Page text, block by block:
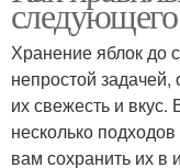
следующего
Хранение яблок до
непростой
их свежесть и
несколько
вам сохранить их в